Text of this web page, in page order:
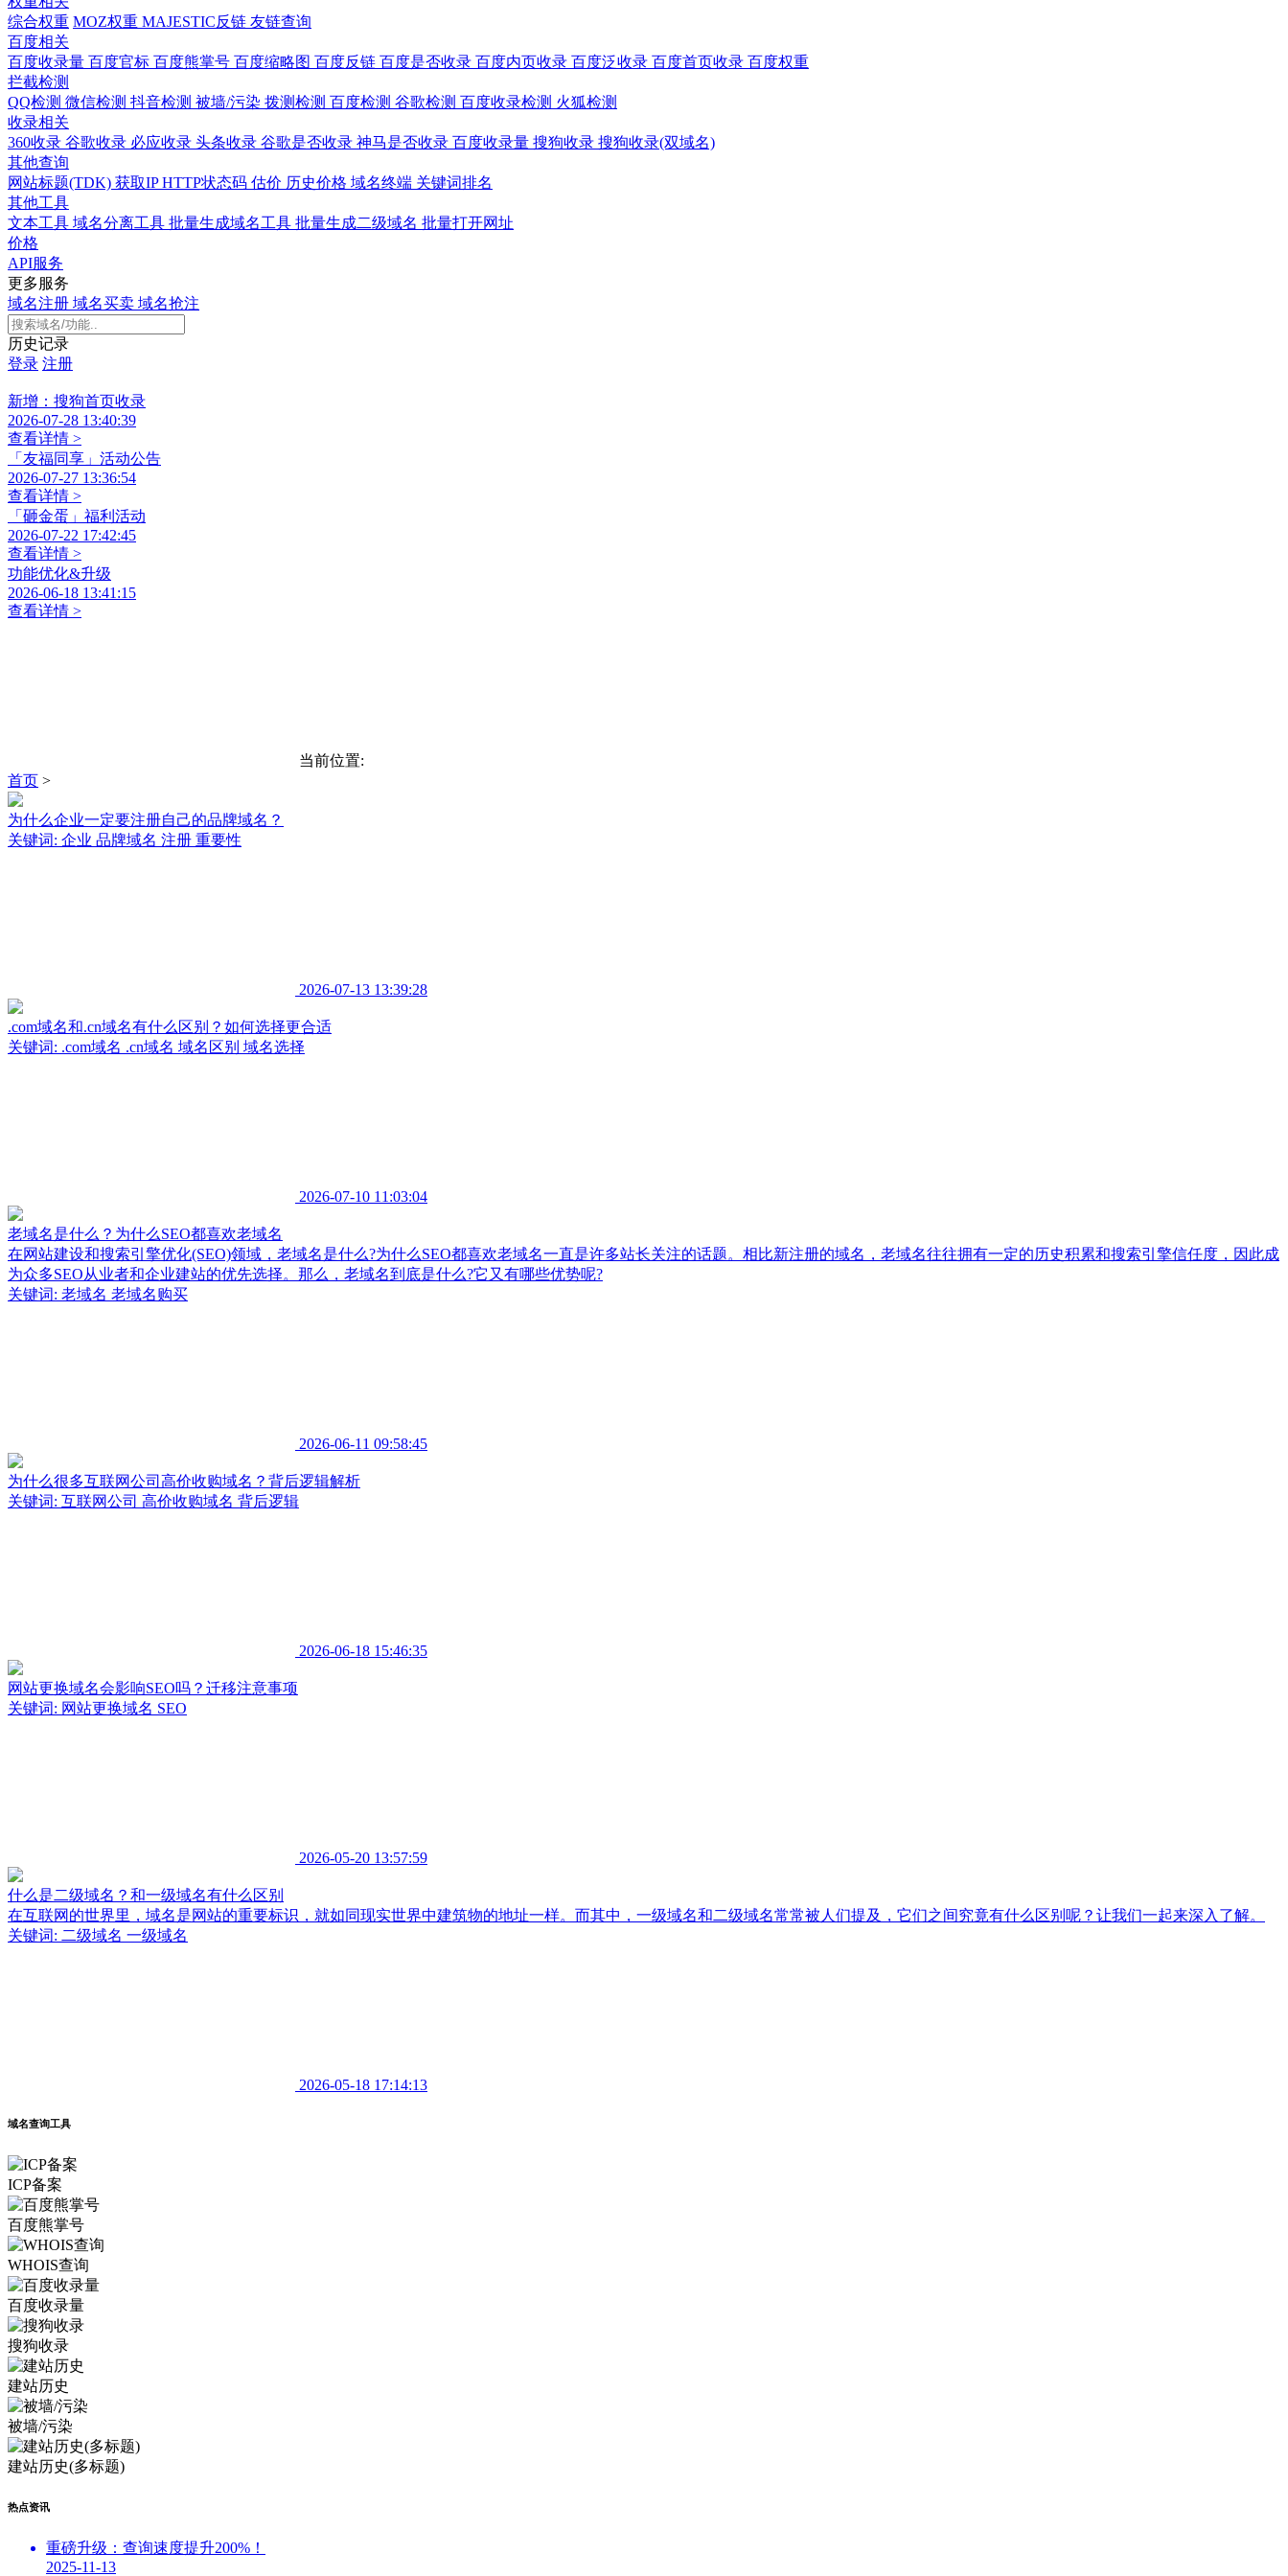
综合权重 MOZ权重 MAJESTIC反链 友链查询
百度相关
百度收录量 百度官标 百度熊掌号 百度缩略图 百度反链 百度是否收录 百度内页收录 百度泛收录 百度首页收录 百度权重
拦截检测
QQ检测 微信检测 抖音检测 被墙/污染 拨测检测 百度检测 谷歌检测 百度收录检测 火狐检测
收录相关
360收录 谷歌收录 必应收录 头条收录 谷歌是否收录 神马是否收录 百度收录量 搜狗收录 搜狗收录(双域名)
其他查询
网站标题(TDK) 获取IPHTTP状态码 估价 历史价格 域名终端 关键词排名
其他工具
文本工具 域名分离工具 批量生成域名工具 批量生成二级域名 批量打开网址
价格
API服务
更多服务
域名注册 域名买卖 域名抢注
历史记录
登录 注册
新增：搜狗首页收录
2026-07-28 13:40:39
查看详情 >
「友福同享」活动公告
2026-07-27 13:36:54
查看详情 >
「砸金蛋」福利活动
2026-07-22 17:42:45
查看详情 >
功能优化&升级
2026-06-18 13:41:15
查看详情 >
当前位置:
首页 >
为什么企业一定要注册自己的品牌域名？
关键词: 企业 品牌域名 注册 重要性
2026-07-13 13:39:28
.com域名和.cn域名有什么区别？如何选择更合适
关键词: .com域名 .cn域名 域名区别 域名选择
2026-07-10 11:03:04
老域名是什么？为什么SEO都喜欢老域名
在网站建设和搜索引擎优化(SEO)领域，老域名是什么?为什么SEO都喜欢老域名一直是许多站长关注的话题。相比新注册的域名，老域名往往拥有一定的历史积累和搜索引擎信任度，因此成
为众多SEO从业者和企业建站的优先选择。那么，老域名到底是什么?它又有哪些优势呢?
关键词: 老域名 老域名购买
2026-06-11 09:58:45
为什么很多互联网公司高价收购域名？背后逻辑解析
关键词: 互联网公司 高价收购域名 背后逻辑
2026-06-18 15:46:35
网站更换域名会影响SEO吗？迁移注意事项
关键词: 网站更换域名 SEO
2026-05-20 13:57:59
什么是二级域名？和一级域名有什么区别
在互联网的世界里，域名是网站的重要标识，就如同现实世界中建筑物的地址一样。而其中，一级域名和二级域名常常被人们提及，它们之间究竟有什么区别呢？让我们一起来深入了解。
关键词: 二级域名 一级域名
2026-05-18 17:14:13
域名查询工具
ICP备案
百度熊掌号
WHOIS查询
百度收录量
搜狗收录
建站历史
被墙/污染
建站历史(多标题)
热点资讯
重磅升级：查询速度提升200%！
2025-11-13